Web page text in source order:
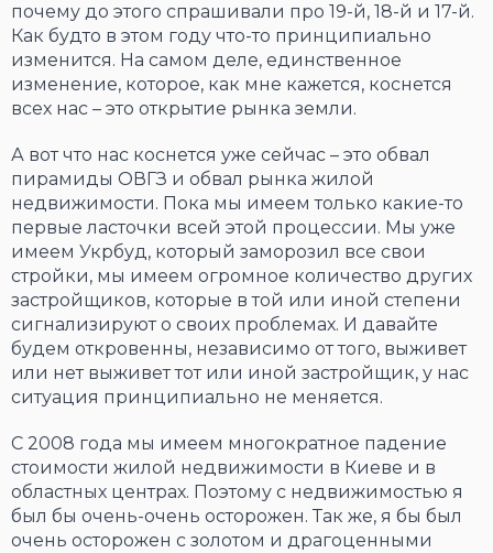
почему до этого спрашивали про 19-й, 18-й и 17-й.
Как будто в этом году что-то принципиально
изменится. На самом деле, единственное
изменение, которое, как мне кажется, коснется
всех нас – это открытие рынка земли.
А вот что нас коснется уже сейчас – это обвал
пирамиды ОВГЗ и обвал рынка жилой
недвижимости. Пока мы имеем только какие-то
первые ласточки всей этой процессии. Мы уже
имеем Укрбуд, который заморозил все свои
стройки, мы имеем огромное количество других
застройщиков, которые в той или иной степени
сигнализируют о своих проблемах. И давайте
будем откровенны, независимо от того, выживет
или нет выживет тот или иной застройщик, у нас
ситуация принципиально не меняется.
С 2008 года мы имеем многократное падение
стоимости жилой недвижимости в Киеве и в
областных центрах. Поэтому с недвижимостью я
был бы очень-очень осторожен. Так же, я бы был
очень осторожен с золотом и драгоценными